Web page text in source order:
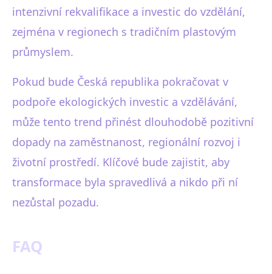
intenzivní rekvalifikace a investic do vzdělání,
zejména v regionech s tradičním plastovým
průmyslem.
Pokud bude Česká republika pokračovat v
podpoře ekologických investic a vzdělávání,
může tento trend přinést dlouhodobě pozitivní
dopady na zaměstnanost, regionální rozvoj i
životní prostředí. Klíčové bude zajistit, aby
transformace byla spravedlivá a nikdo při ní
nezůstal pozadu.
FAQ